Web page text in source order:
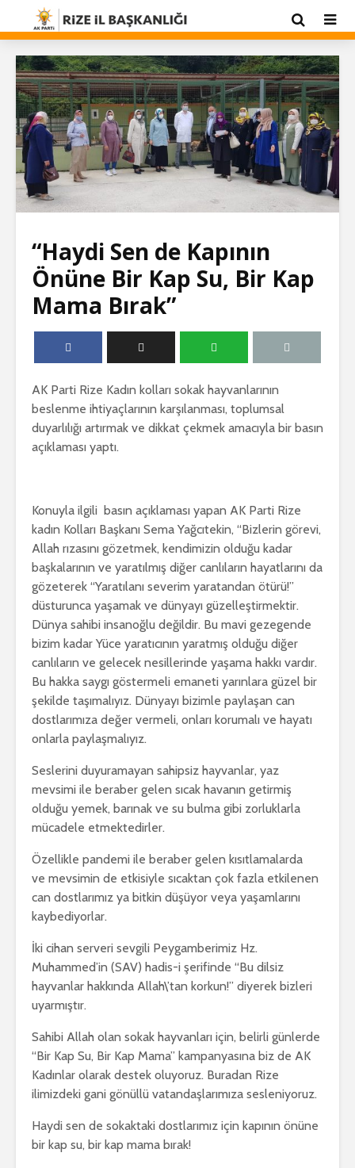
“Haydi Sen de Kapının
Önüne Bir Kap Su, Bir Kap
Mama Bırak”
AK Parti Rize Kadın kolları sokak hayvanlarının
beslenme ihtiyaçlarının karşılanması, toplumsal
duyarlılığı artırmak ve dikkat çekmek amacıyla bir basın
açıklaması yaptı.
Konuyla ilgili basın açıklaması yapan AK Parti Rize
kadın Kolları Başkanı Sema Yağcıtekin, “Bizlerin görevi,
Allah rızasını gözetmek, kendimizin olduğu kadar
başkalarının ve yaratılmış diğer canlıların hayatlarını da
gözeterek “Yaratılanı severim yaratandan ötürü!”
düsturunca yaşamak ve dünyayı güzelleştirmektir.
Dünya sahibi insanoğlu değildir. Bu mavi gezegende
bizim kadar Yüce yaratıcının yaratmış olduğu diğer
canlıların ve gelecek nesillerinde yaşama hakkı vardır.
Bu hakka saygı göstermeli emaneti yarınlara güzel bir
şekilde taşımalıyız. Dünyayı bizimle paylaşan can
dostlarımıza değer vermeli, onları korumalı ve hayatı
onlarla paylaşmalıyız.
Seslerini duyuramayan sahipsiz hayvanlar, yaz
mevsimi ile beraber gelen sıcak havanın getirmiş
olduğu yemek, barınak ve su bulma gibi zorluklarla
mücadele etmektedirler.
Özellikle pandemi ile beraber gelen kısıtlamalarda
ve mevsimin de etkisiyle sıcaktan çok fazla etkilenen
can dostlarımız ya bitkin düşüyor veya yaşamlarını
kaybediyorlar.
İki cihan serveri sevgili Peygamberimiz Hz.
Muhammed’in (SAV) hadis-i şerifinde “Bu dilsiz
hayvanlar hakkında Allah\’tan korkun!” diyerek bizleri
uyarmıştır.
Sahibi Allah olan sokak hayvanları için, belirli günlerde
“Bir Kap Su, Bir Kap Mama” kampanyasına biz de AK
Kadınlar olarak destek oluyoruz. Buradan Rize
ilimizdeki gani gönüllü vatandaşlarımıza sesleniyoruz.
Haydi sen de sokaktaki dostlarımız için kapının önüne
bir kap su, bir kap mama bırak!